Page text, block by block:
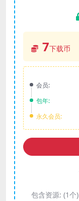
7下载币
会员:
包年:
永久会员:
包含资源: (1个)